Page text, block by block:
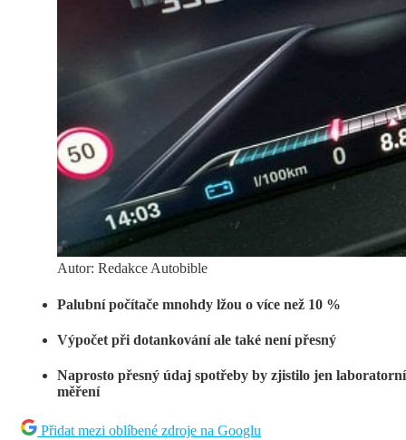
Autor: Redakce Autobible
Palubní počítače mnohdy lžou o více než 10 %
Výpočet při dotankování ale také není přesný
Naprosto přesný údaj spotřeby by zjistilo jen laboratorní
měření
Přidat mezi oblíbené zdroje na Googlu